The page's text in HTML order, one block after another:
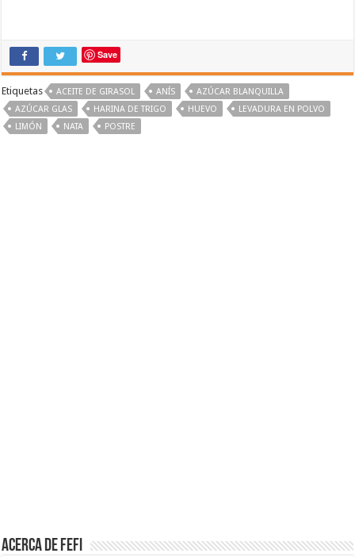
Save
Etiquetas ACEITE DE GIRASOL ANÍS
AZÚCAR BLANQUILLA
AZÚCAR GLAS
HARINA DE TRIGO HUEVO
LEVADURA EN POLVO
LIMÓN
NATA POSTRE
Acerca de Fefi